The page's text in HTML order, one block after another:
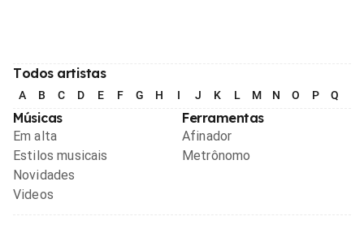
Todos artistas
A B C D E F G H I J K L M N O P Q
Músicas
Em alta
Estilos musicais
Novidades
Videos
Ferramentas
Afinador
Metrônomo